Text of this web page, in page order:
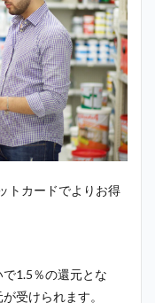
トカードでよりお得
1.5％の還元とな
受けられます。